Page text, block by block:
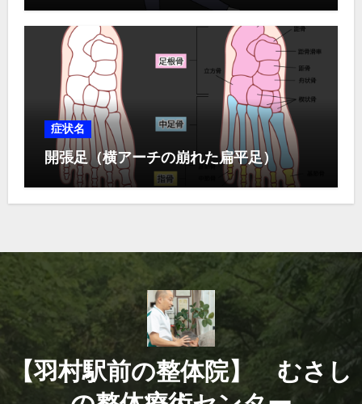
症状名
開張足（横アーチの崩れた扁平足）
【羽村駅前の整体院】 むさし